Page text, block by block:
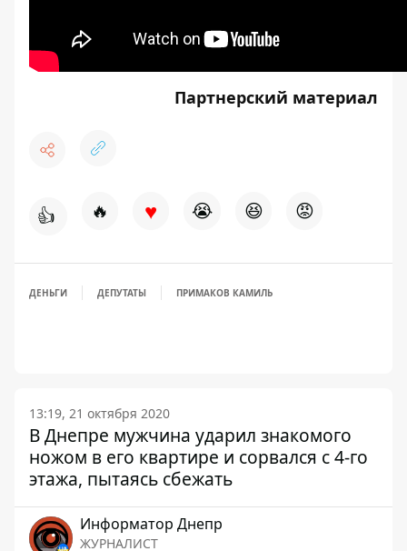
Партнерский материал
👍 🔥 ♥ 😭 😆 😡
ДЕНЬГИ ДЕПУТАТЫ ПРИМАКОВ КАМИЛЬ
13:19, 21 октября 2020
В Днепре мужчина ударил знакомого
ножом в его квартире и сорвался с 4-го
этажа, пытаясь сбежать
Информатор Днепр
ЖУРНАЛИСТ